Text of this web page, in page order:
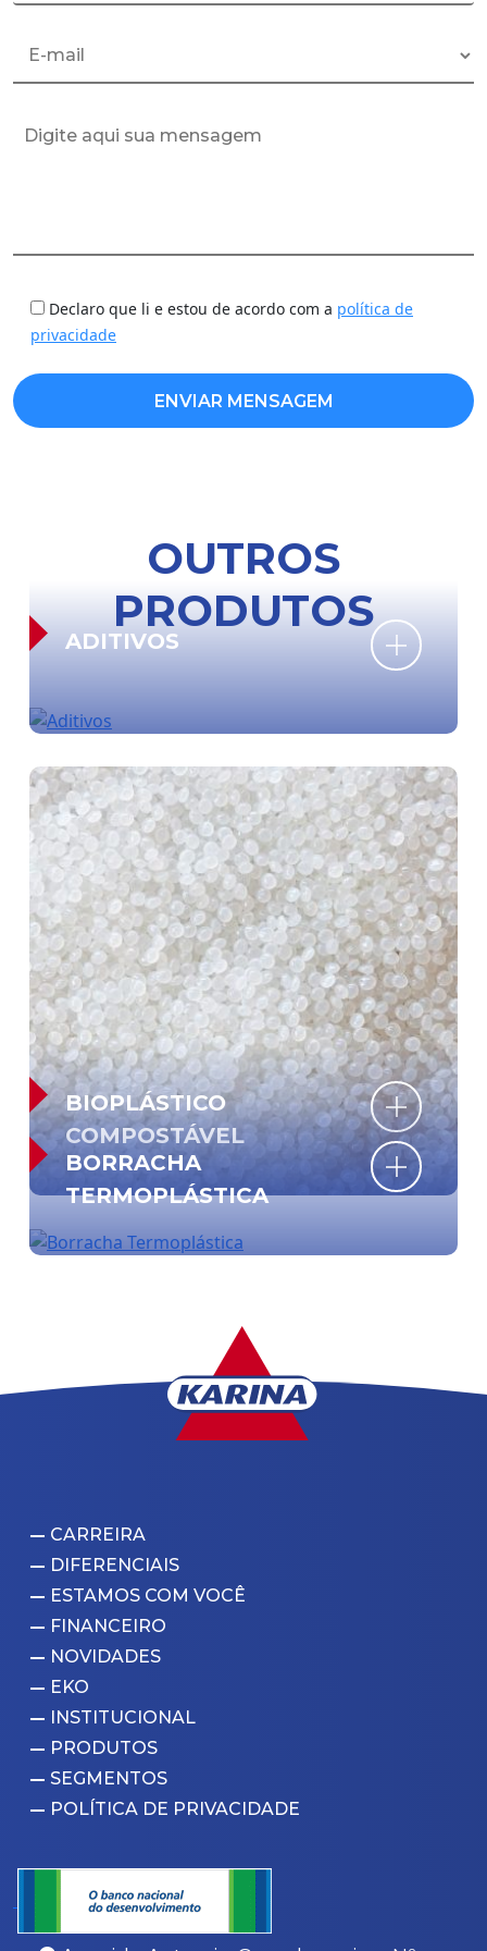
Declaro que li e estou de acordo com a política de
privacidade
OUTROS
PRODUTOS
ADITIVOS
BIOPLÁSTICO
COMPOSTÁVEL
BORRACHA
TERMOPLÁSTICA
CARREIRA
DIFERENCIAIS
ESTAMOS COM VOCÊ
FINANCEIRO
NOVIDADES
EKO
INSTITUCIONAL
PRODUTOS
SEGMENTOS
POLÍTICA DE PRIVACIDADE